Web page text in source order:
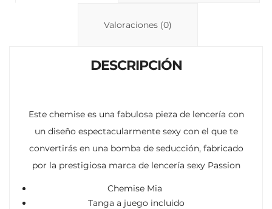
Valoraciones (0)
DESCRIPCIÓN
Este chemise es una fabulosa pieza de lencería con
un diseño espectacularmente sexy con el que te
convertirás en una bomba de seducción, fabricado
por la prestigiosa marca de lencería sexy Passion
Chemise Mia
Tanga a juego incluido